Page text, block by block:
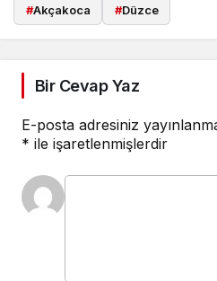
#Akçakoca #Düzce
Bir Cevap Yaz
E-posta adresiniz
* ile işaretlenmişlerdir